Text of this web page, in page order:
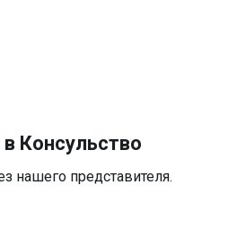
Консульство
нашего представителя.